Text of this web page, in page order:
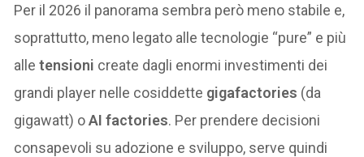
Per il 2026 il panorama sembra però meno stabile e,
soprattutto, meno legato alle tecnologie “pure” e più
alletensioni create dagli enormi investimenti dei
grandi player nelle cosiddette gigafactories (da
gigawatt) oAI factories. Per prendere decisioni
consapevoli su adozione e sviluppo, serve quindi